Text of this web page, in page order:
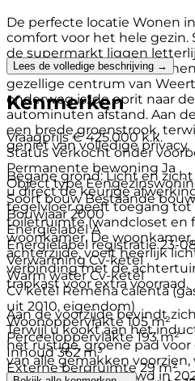
De perfecte locatie Wonen
comfort voor het hele gezin.
de supermarkt liggen
Bovendien wandelt u
gezellige centrum van
onderweg is: de oprit naar
autominuten afstand. Aan
een brede groenstrook,
geniet van volledige privacy.
Begane grond: Licht en
u direct de keurige
tegelvloer geeft toegang tot
toiletruimte (wandcloset en
woonkamer. De
achterzijde, voelt heerlijk
verbinding met de
trapkast voor extra voorraad.
Aan de voorzijde bevindt
Terwijl u kookt aan het
het rustige, groene pad
van alle gemakken voorzien,
vaatwasser (vernieuwd in
Lees de volledige beschrijving →
Kenmerken
Vraagprijs € 425.000 k.k.
Status Verkocht onder
Permanente bewoning Ja
Object type
Soort bouw Bestaande bouw
Bouwjaar 2000
Energielabel A
Energielabel registratie 23-
Verwarming Cv-ketel
Warm water Cv-ketel
Cv ketel Remeha calenta
uit 2010, eigendom)
Woonoppervlakte 105 m²
Perceeloppervlakte 193 m²
Inhoud 362 m³
Externe bergruimte 29 m²